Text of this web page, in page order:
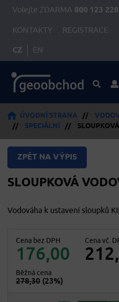
Volejte ZDARMA 800 123 228
KONTAKTY REGISTRACE
CZ EN
ÚVODNÍ STRANA //
//
SPECIÁLNÍ //
ZPĚT NA VÝPIS
SLOUPKOVÁ
Vodováha k ustavení sloupků
Cena bez DPH
176,00
Cena vč.
Běžná cena
278,30 (23%)